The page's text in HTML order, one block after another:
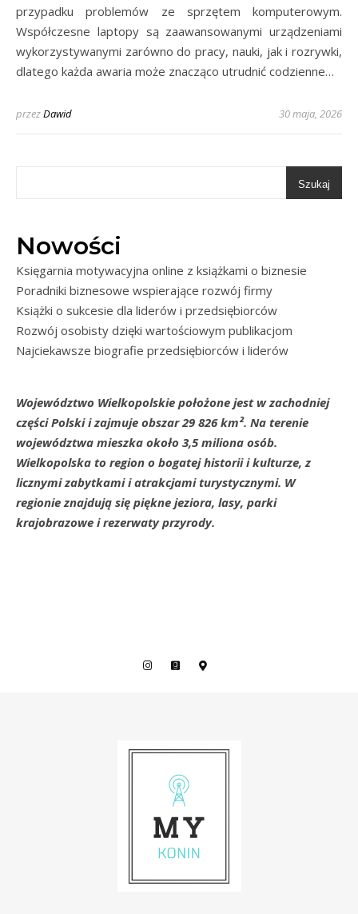
przypadku problemów ze sprzętem komputerowym.
Współczesne laptopy są zaawansowanymi urządzeniami
wykorzystywanymi zarówno do pracy, nauki, jak i rozrywki,
dlatego każda awaria może znacząco utrudnić codzienne…
przezDawid 30 maja, 2026
Szukaj
Nowości
Księgarnia motywacyjna online z książkami o biznesie
Poradniki biznesowe wspierające rozwój firmy
Książki o sukcesie dla liderów i przedsiębiorców
Rozwój osobisty dzięki wartościowym publikacjom
Najciekawsze biografie przedsiębiorców i liderów
Województwo Wielkopolskie położone jest w zachodniej
części Polski i zajmuje obszar 29 826 km². Na terenie
województwa mieszka około 3,5 miliona osób.
Wielkopolska to region o bogatej historii i kulturze, z
licznymi zabytkami i atrakcjami turystycznymi. W
regionie znajdują się piękne jeziora, lasy, parki
krajobrazowe i rezerwaty przyrody.